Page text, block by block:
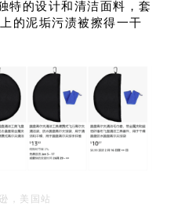
特的设计和清洁面料，套
的泥垢污渍被擦得一干
，美国站